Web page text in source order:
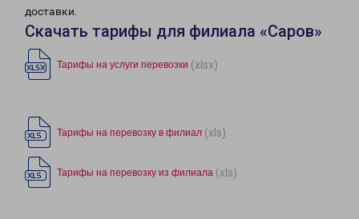
доставки.
Скачать тарифы для филиала «Саров»
Тарифы на услуги перевозки (xlsx)
Тарифы на перевозку в филиал (xls)
Тарифы на перевозку из филиала (xls)